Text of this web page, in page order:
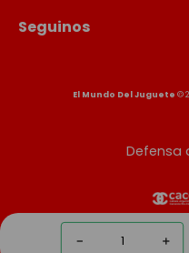
＋
－
Seguinos
El Mundo Del Juguete ©
Defensa